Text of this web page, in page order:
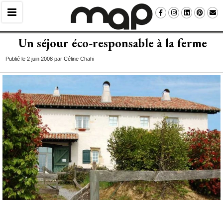
Un séjour éco-responsable à la ferme
Publié le 2 juin 2008 par Céline Chahi